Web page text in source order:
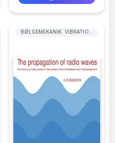
BØLGEMEKANIK: VIBRATION